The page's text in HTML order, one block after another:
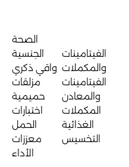
الفيتامينات
والمكملات
الفيتامينات
والمعادن
المكملات
الغذائية
التخسيس
الصحة
الجنسية
واقي ذكري
مزلقات
حميمية
اختبارات
الحمل
معززات
الأداء